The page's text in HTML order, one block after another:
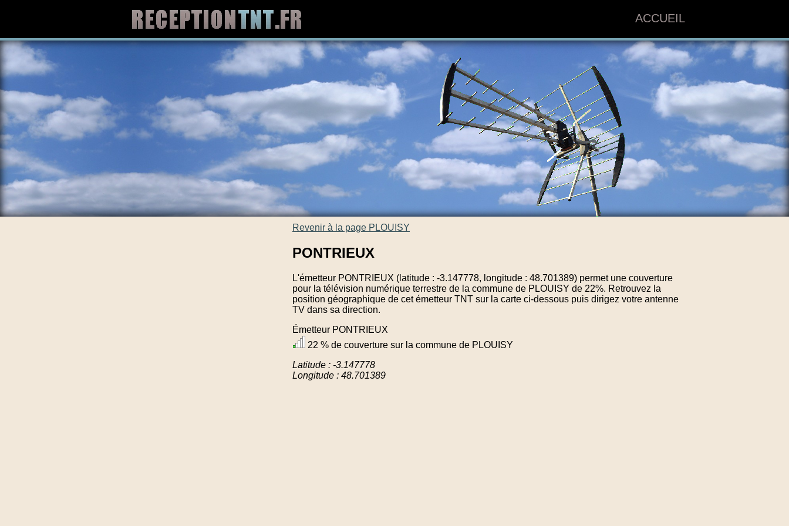
ACCUEIL
Revenir à la page PLOUISY
PONTRIEUX
L'émetteur PONTRIEUX (latitude : -3.147778, longitude : 48.701389) permet une couverture
pour la télévision numérique terrestre de la commune de PLOUISY de 22%. Retrouvez la
position géographique de cet émetteur TNT sur la carte ci-dessous puis dirigez votre antenne
TV dans sa direction.
Émetteur PONTRIEUX
22 % de couverture sur la commune de PLOUISY
Latitude : -3.147778
Longitude : 48.701389